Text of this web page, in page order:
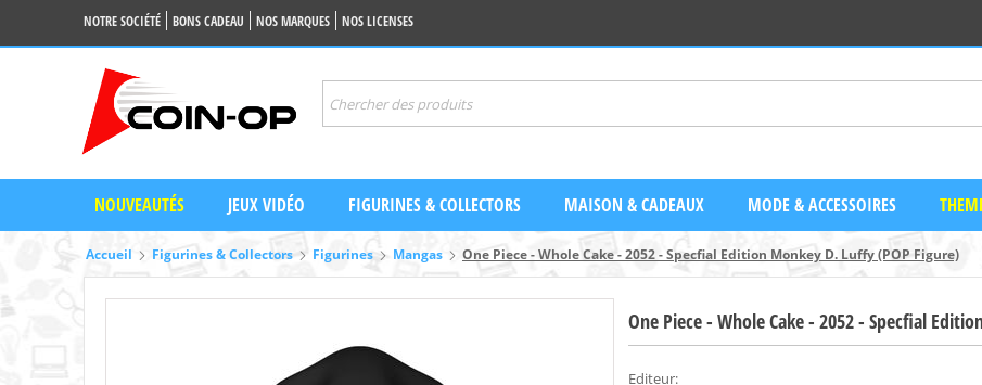
NOTRE SOCIÉTÉ BONS CADEAU NOS MARQUES NOS LICENSES
NOUVEAUTÉS JEUX VIDÉO FIGURINES & COLLECTORS MAISON & CADEAUX MODE & ACCESSOIRES
Accueil Figurines & Collectors Figurines Mangas One Piece - Whole Cake - 2052 - Specfial Edition Monkey D. Luffy (POP Figure)
One Piece - Whole Cake - 2052 - Specfial
Editeur: